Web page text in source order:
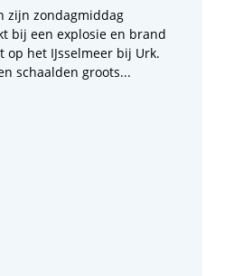
zijn zondagmiddag
bij een explosie en brand
op het IJsselmeer bij Urk.
schaalden groots...